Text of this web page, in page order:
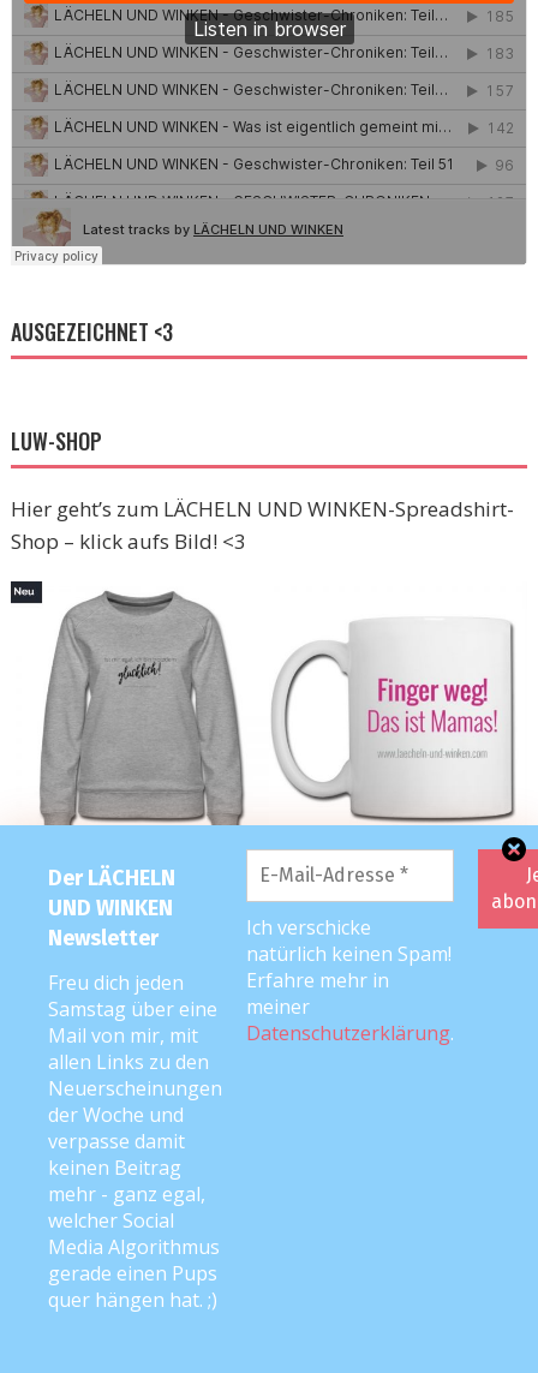
Der LÄCHELN
UND WINKEN
Newsletter
Freu dich jeden
Samstag über eine
Mail von mir, mit
allen Links zu den
Neuerscheinungen
der Woche und
verpasse damit
keinen Beitrag
mehr - ganz egal,
welcher Social
Media Algorithmus
gerade einen Pups
quer hängen hat. ;)
Ich verschicke
natürlich keinen Spam!
Erfahre mehr in
meiner
Datenschutzerklärung.
AUSGEZEICHNET <3
LUW-SHOP
Hier geht’s zum LÄCHELN UND WINKEN-Spreadshirt-
Shop – klick aufs Bild! <3
DIE LUW-MUTTI: ANKE ;)